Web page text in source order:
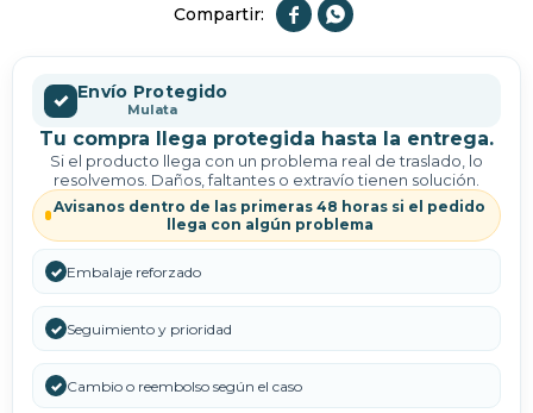
 
✓ Envío Protegido
Mulata
Tu compra llega protegida hasta la entrega.
Si el producto llega con un problema real de traslado, lo
resolvemos. Daños, faltantes o extravío tienen solución.
Avisanos dentro de las primeras 48 horas si el pedido
llega con algún problema
✓ Embalaje reforzado
✓ Seguimiento y prioridad
✓ Cambio o reembolso según el caso